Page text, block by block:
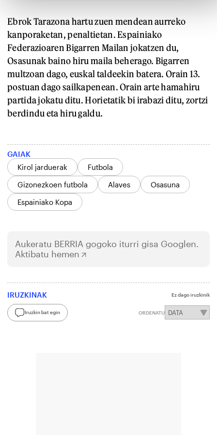
Ebrok Tarazona hartu zuen mendean aurreko
kanporaketan, penaltietan. Espainiako
Federazioaren Bigarren Mailan jokatzen du,
Osasunak baino hiru maila beherago. Bigarren
multzoan dago, euskal taldeekin batera. Orain 13.
postuan dago sailkapenean. Orain arte hamahiru
partida jokatu ditu. Horietatik bi irabazi ditu, zortzi
berdindu eta hiru galdu.
GAIAK
Kirol jarduerak
Futbola
Gizonezkoen futbola
Alaves
Osasuna
Espainiako Kopa
Aukeratu BERRIA gogoko iturri gisa Googlen.
Aktibatu hemen
IRUZKINAK Ez dago iruzkinik
Iruzkin bat egin ORDENATU